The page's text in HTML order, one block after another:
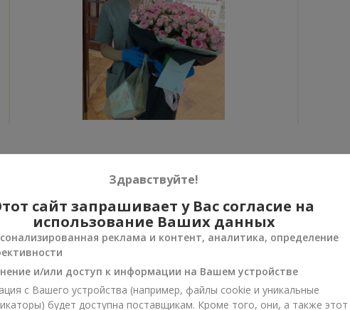
Все фото доставок
Заказать этот товар
Здравствуйте!
сайт запрашивает у Вас согласие на
использование Ваших данных
реклама и контент, аналитика, определение
и/или доступ к информации на Вашем устройстве
с Вашего устройства (например, файлы cookie и уникальные
будет доступна поставщикам. Кроме того, они, а также этот